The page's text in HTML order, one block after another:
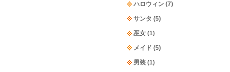
ハロウィン (7)
サンタ (5)
巫女 (1)
メイド (5)
男装 (1)